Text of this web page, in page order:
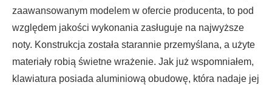
zaawansowanym modelem w ofercie producenta, to pod
względem jakości wykonania zasługuje na najwyższe
noty. Konstrukcja została starannie przemyślana, a użyte
materiały robią świetne wrażenie. Jak już wspomniałem,
klawiatura posiada aluminiową obudowę, która nadaje jej